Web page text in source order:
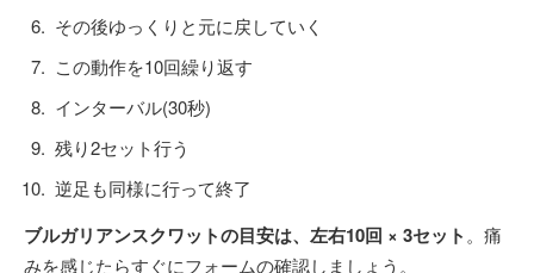
その後ゆっくりと元に戻していく
この動作を10回繰り返す
インターバル(30秒)
残り2セット行う
逆足も同様に行って終了
ブルガリアンスクワットの目安は、左右10回 × 3セット 。痛
みを感じたらすぐにフォームの確認しましょう。